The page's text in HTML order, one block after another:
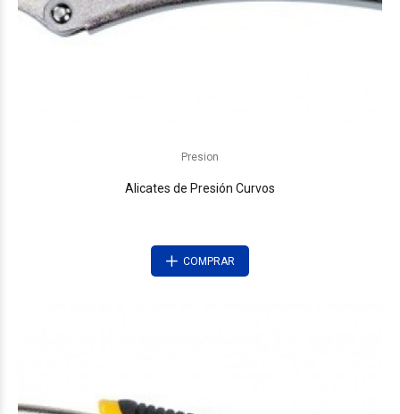
Presion
Alicates de Presión Curvos
COMPRAR